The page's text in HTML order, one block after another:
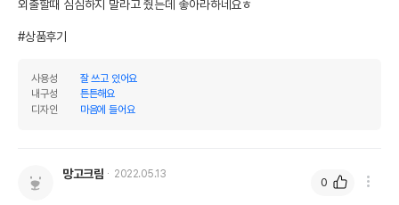
외출할때 심심하지 말라고 줬는데 좋아라하네요ㅎ
#상품후기
사용성
잘 쓰고 있어요
내구성
튼튼해요
디자인
마음에 들어요
망고크림 2022.05.13
0